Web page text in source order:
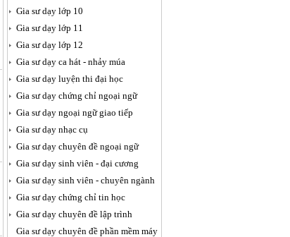
Gia sư dạy lớp 10
Gia sư dạy lớp 11
Gia sư dạy lớp 12
Gia sư dạy ca hát - nhảy múa
Gia sư dạy luyện thi đại học
Gia sư dạy chứng chỉ ngoại ngữ
Gia sư dạy ngoại ngữ giao tiếp
Gia sư dạy nhạc cụ
Gia sư dạy chuyên đề ngoại ngữ
Gia sư dạy sinh viên - đại cương
Gia sư dạy sinh viên - chuyên ngành
Gia sư dạy chứng chỉ tin học
Gia sư dạy chuyên đề lập trình
Gia sư dạy chuyên đề phần mềm máy